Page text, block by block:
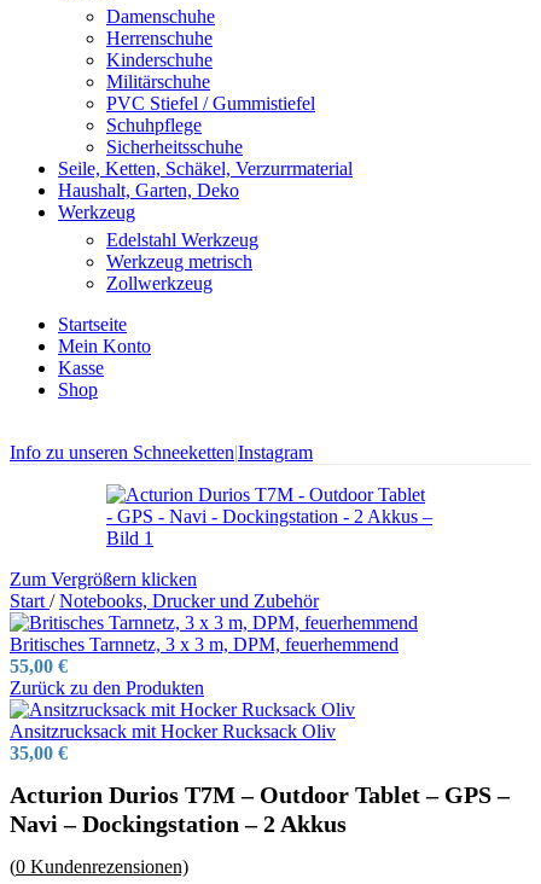
Damenschuhe
Herrenschuhe
Kinderschuhe
Militärschuhe
PVC Stiefel / Gummistiefel
Schuhpflege
Sicherheitsschuhe
Seile, Ketten, Schäkel, Verzurrmaterial
Haushalt, Garten, Deko
Werkzeug
Edelstahl Werkzeug
Werkzeug metrisch
Zollwerkzeug
Startseite
Mein Konto
Kasse
Shop
Info zu unseren Schneeketten|Instagram
Zum Vergrößern klicken
Start / Notebooks, Drucker und Zubehör
Britisches Tarnnetz, 3 x 3 m, DPM, feuerhemmend
55,00 €
Zurück zu den Produkten
Ansitzrucksack mit Hocker Rucksack Oliv
35,00 €
Acturion Durios T7M – Outdoor Tablet – GPS –
Navi – Dockingstation – 2 Akkus
(0 Kundenrezensionen)